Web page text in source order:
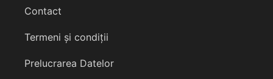
Contact
Termeni și condiții
Prelucrarea Datelor